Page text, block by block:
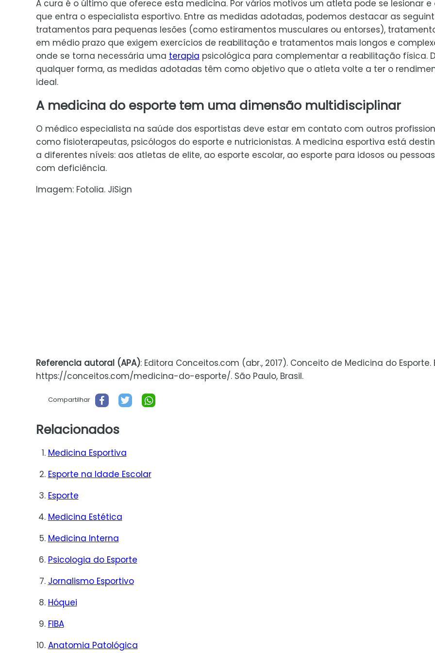
A cura é o último que oferece esta medicina. Por vários motivos um atleta pode se lesionar e
que entra o especialista esportivo. Entre as medidas adotadas, podemos destacar as
tratamentos para pequenas lesões (como estiramentos musculares ou entorses),
em médio prazo que exigem exercícios de reabilitação e tratamentos mais longos e
onde se torna necessária uma terapia psicológica para complementar a reabilitação física.
qualquer forma, as medidas adotadas têm como objetivo que o atleta volte a ter o
ideal.
A medicina do esporte tem uma dimensão multidisciplinar
O médico especialista na saúde dos esportistas deve estar em contato com outros
como fisioterapeutas, psicólogos do esporte e nutricionistas. A medicina esportiva está
a diferentes níveis: aos atletas de elite, ao esporte escolar, ao esporte para idosos ou pessoas
com deficiência.
Imagem: Fotolia. JiSign
Referencia autoral (APA): Editora Conceitos.com (abr., 2017). Conceito de Medicina do Esporte.
https://conceitos.com/medicina-do-esporte/. São Paulo, Brasil.
Compartilhar
Relacionados
Medicina Esportiva
Esporte na Idade Escolar
Esporte
Medicina Estética
Medicina Interna
Psicologia do Esporte
Jornalismo Esportivo
Hóquei
FIBA
Anatomia Patológica